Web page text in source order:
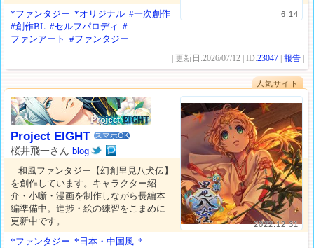
6.14
*ファンタジー *オリジナル #一次創作
#創作BL #セルフパロディ #
ファンアート
#ファンタジー
| 更新日:2026/07/12 | ID:23047 |報告
人気サイト
2022.12.31
Project EIGHT スマホOK
桜井飛一さんblog
和風ファンタジー【幻創里見八犬伝】
を創作しています。キャラクター紹
介・小噺・漫画を制作しながら長編本
編準備中。進捗・絵の練習をこまめに
更新中です。
*ファンタジー *日本・中国風 *